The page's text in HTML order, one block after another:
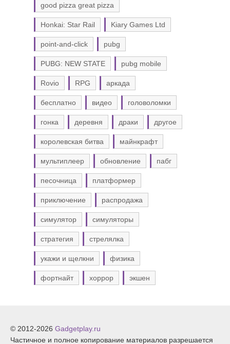
good pizza great pizza
Honkai: Star Rail Kiary Games Ltd
point-and-click pubg
PUBG: NEW STATE pubg mobile
Rovio RPG аркада
бесплатно видео головоломки
гонка деревня драки другое
королевская битва майнкрафт
мультиплеер обновление пабг
песочница платформер
приключение распродажа
симулятор симуляторы
стратегия стрелялка
укажи и щелкни физика
фортнайт хоррор экшен
© 2012-2026 Gadgetplay.ru
Частичное и полное копирование материалов разрешается